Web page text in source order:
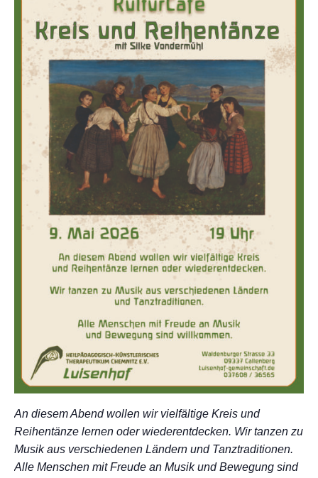
An diesem Abend wollen wir vielfältige Kreis und
Reihentänze lernen oder wiederentdecken. Wir tanzen zu
Musik aus verschiedenen Ländern und Tanztraditionen.
Alle Menschen mit Freude an Musik und Bewegung sind